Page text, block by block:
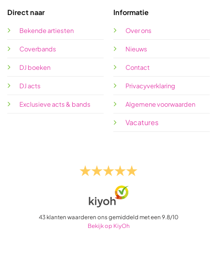
Direct naar
Bekende artiesten
Coverbands
DJ boeken
DJ acts
Exclusieve acts & bands
Informatie
Over ons
Nieuws
Contact
Privacyverklaring
Algemene voorwaarden
Vacatures
43 klanten waarderen ons gemiddeld met een 9.8/10
Bekijk op KiyOh